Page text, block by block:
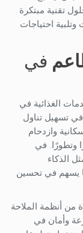
تقنية مبتكرة
احتياجات
في
الغذائية في
تسهيل تناول
وازدحام
وتطورًا. في
الذكاء
يسهم في تحسين
من أنظمة الملاحة
وأمان في